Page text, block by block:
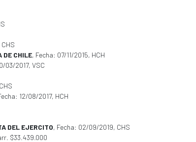
DE CHILE, Fecha: 07/11/2015, HCH
03/2017, VSC
12/08/2017, HCH
DEL EJERCITO, Fecha: 02/09/2019, CHS
$33.439.000